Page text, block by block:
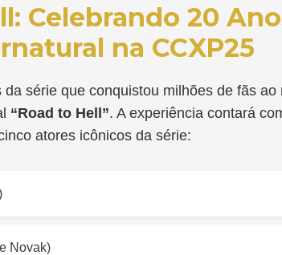
Celebrando 20
na CCXP25
série que conquistou milhões de fãs ao
“Road to Hell”. A experiência contará
atores icônicos da série:
Novak)